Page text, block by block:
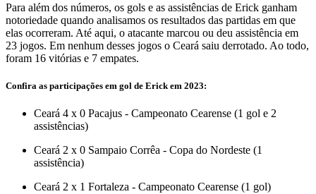
Para além dos números, os gols e as assistências de Erick ganham
notoriedade quando analisamos os resultados das partidas em que
elas ocorreram. Até aqui, o atacante marcou ou deu assistência em
23 jogos. Em nenhum desses jogos o Ceará saiu derrotado. Ao todo,
foram 16 vitórias e 7 empates.
Confira as participações em gol de Erick em 2023:
Ceará 4 x 0 Pacajus - Campeonato Cearense (1 gol e 2
assistências)
Ceará 2 x 0 Sampaio Corrêa - Copa do Nordeste (1
assistência)
Ceará 2 x 1 Fortaleza - Campeonato Cearense (1 gol)